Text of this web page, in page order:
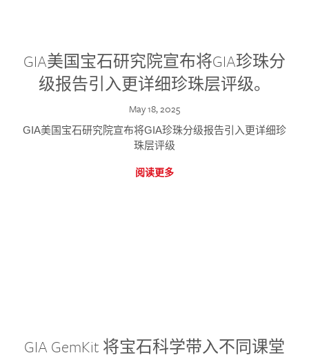
GIA美国宝石研究院宣布将GIA珍珠分
级报告引入更详细珍珠层评级。
May 18, 2025
GIA美国宝石研究院宣布将GIA珍珠分级报告引入更详细珍
珠层评级
阅读更多
GIA GemKit 将宝石科学带入不同课堂